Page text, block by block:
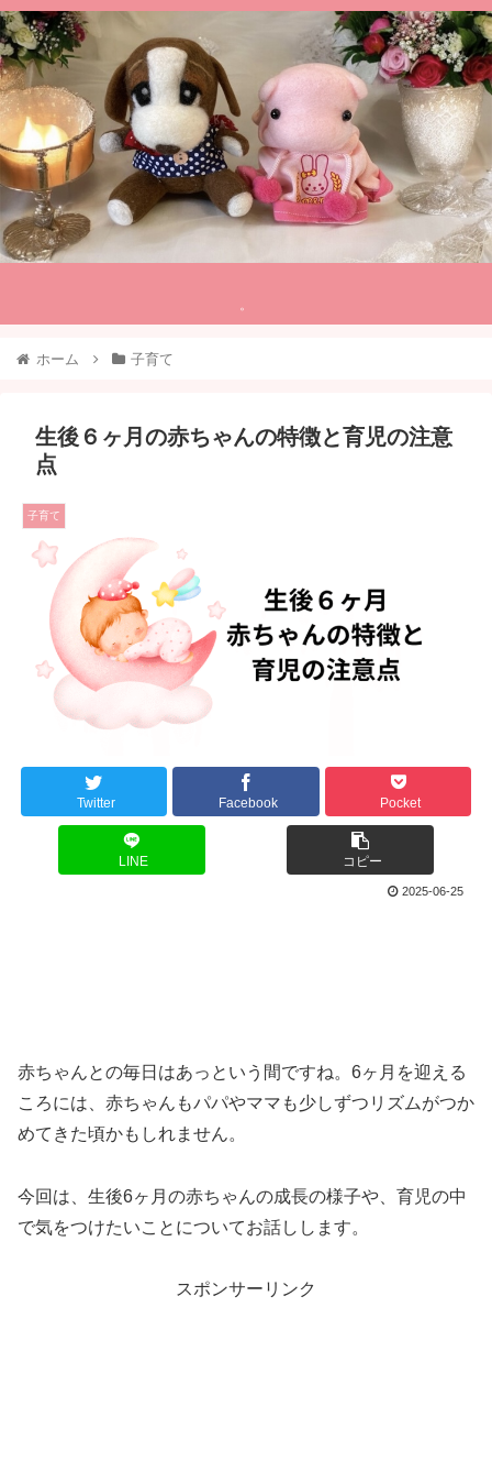
。
ホーム 子育て
生後６ヶ月の赤ちゃんの特徴と育児の注意
点
子育て
Twitter Facebook Pocket
LINE コピー
2025-06-25
赤ちゃんとの毎日はあっという間ですね。6ヶ月を迎える
ころには、赤ちゃんもパパやママも少しずつリズムがつか
めてきた頃かもしれません。
今回は、生後6ヶ月の赤ちゃんの成長の様子や、育児の中
で気をつけたいことについてお話しします。
スポンサーリンク